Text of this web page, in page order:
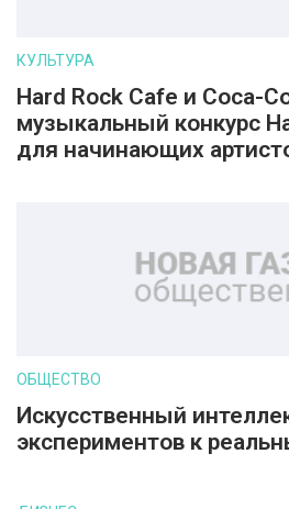
КУЛЬТУРА
Hard Rock Cafe и Coca-
музыкальный конкурс
для начинающих
ОБЩЕСТВО
Искусственный
экспериментов к